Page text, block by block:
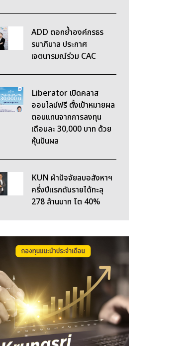
ADD ตอกย้ำองค์กรธร
รมาภิบาล ประกาศ
เจตนารมณ์ร่วม CAC
Liberator เปิดคลาส
ออนไลน์ฟรี ตั้งเป้าหมายผล
ตอบแทนจากการลงทุน
เดือนละ 30,000 บาท ด้วย
หุ้นปันผล
KUN ฝ่าปัจจัยลบอสังหาฯ
ครึ่งปีแรกดันรายได้ทะลุ
278 ล้านบาท โต 40%